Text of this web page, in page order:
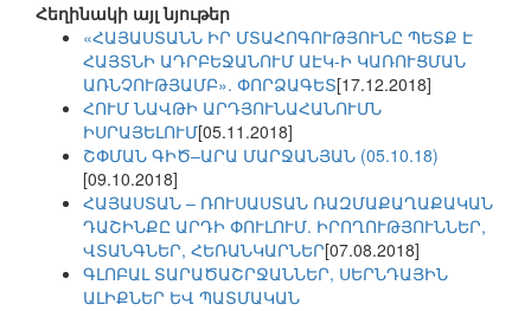
Հեղինակի այլ նյութեր
«ՀԱՅԱՍՏԱՆՆ ԻՐ ՄՏԱՀՈԳՈՒԹՅՈՒՆԸ ՊԵՏՔ Է
ՀԱՅՏՆԻ ԱԴՐԲԵՋԱՆՈՒՄ ԱԷԿ-Ի ԿԱՌՈՒՑՄԱՆ
ԱՌՆՉՈՒԹՅԱՄԲ». ՓՈՐՁԱԳԵՏ[17.12.2018]
ՀՈՒՄ ՆԱՎԹԻ ԱՐԴՅՈՒՆԱՀԱՆՈՒՄՆ
ԻՍՐԱՅԵԼՈՒՄ[05.11.2018]
ՇՓՄԱՆ ԳԻԾ–ԱՐԱ ՄԱՐՋԱՆՅԱՆ (05.10.18)
[09.10.2018]
ՀԱՅԱՍՏԱՆ – ՌՈՒՍԱՍՏԱՆ ՌԱԶՄԱՔԱՂԱՔԱԿԱՆ
ԴԱՇԻՆՔԸ ԱՐԴԻ ՓՈՒԼՈՒՄ. ԻՐՈՂՈՒԹՅՈՒՆՆԵՐ,
ՎՏԱՆԳՆԵՐ, ՀԵՌԱՆԿԱՐՆԵՐ[07.08.2018]
ԳԼՈԲԱԼ ՏԱՐԱԾԱՇՐՋԱՆՆԵՐ, ՍԵՐՆԴԱՅԻՆ
ԱԼԻՔՆԵՐ ԵՎ ՊԱՏՄԱԿԱՆ